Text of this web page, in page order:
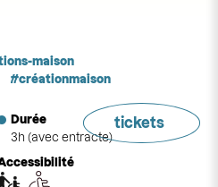
tickets
maison
créationmaison
Durée
3h (avec entracte)